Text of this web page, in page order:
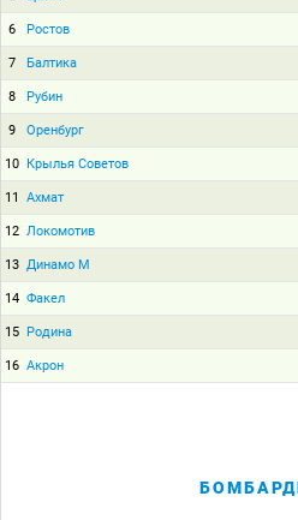
6 Ростов
7 Балтика
8 Рубин
9 Оренбург
10 Крылья Советов
11 Ахмат
12 Локомотив
13 Динамо М
14 Факел
15 Родина
16 Акрон